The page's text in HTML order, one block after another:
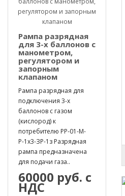
Рампа разрядная
для 3-х баллонов с
манометром,
регулятором и
запорным
клапаном
Рампа разрядная для
подключения 3-х
баллонов с газом
(кислород) к
потребителю РР-01-М-
Р-1х3-ЗР-1з Разрядная
рампа предназначена
для подачи газа..
60000 руб. с
НДС